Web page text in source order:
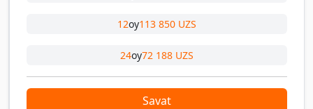
12oy113 850 UZS
24oy72 188 UZS
Savat